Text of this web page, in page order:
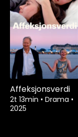
Affeksjonsverdi
2t 13min • Drama •
2025